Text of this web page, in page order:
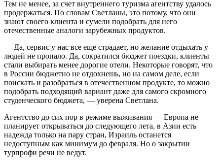
Тем не менее, за счет внутреннего туризма агентству удалось
продержаться. По словам Светланы, это потому, что они
знают своего клиента и сумели подобрать для него
отечественные аналоги зарубежных продуктов.
— Да, сервис у нас все еще страдает, но желание отдыхать у
людей не пропало. Да, сократился бюджет поездки, клиенты
стали выбирать менее дорогие отели. Некоторые говорят, что
в России бюджетно не отдохнешь, но на самом деле, если
поискать и разобраться в отечественном продукте, то можно
подобрать подходящий вариант даже для самого скромного
студенческого бюджета, — уверена Светлана.
Агентство до сих пор в режиме выживания — Европа не
планирует открываться до следующего лета, в Азии есть
надежда только на пару стран, Израиль останется
недоступным как минимум до февраля. Но о закрытии
турпрофи речи не ведут.